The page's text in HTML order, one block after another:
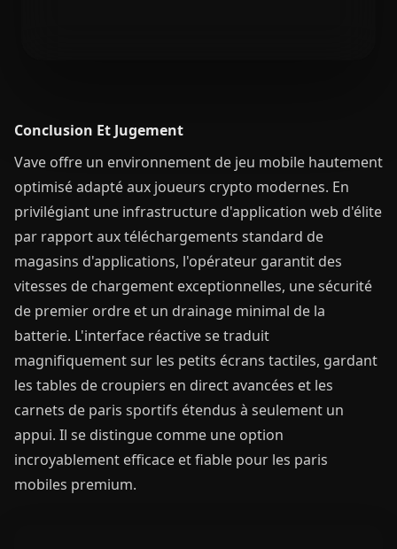
Conclusion Et Jugement
Vave offre un environnement de jeu mobile hautement
optimisé adapté aux joueurs crypto modernes. En
privilégiant une infrastructure d'application web d'élite
par rapport aux téléchargements standard de
magasins d'applications, l'opérateur garantit des
vitesses de chargement exceptionnelles, une sécurité
de premier ordre et un drainage minimal de la
batterie. L'interface réactive se traduit
magnifiquement sur les petits écrans tactiles, gardant
les tables de croupiers en direct avancées et les
carnets de paris sportifs étendus à seulement un
appui. Il se distingue comme une option
incroyablement efficace et fiable pour les paris
mobiles premium.